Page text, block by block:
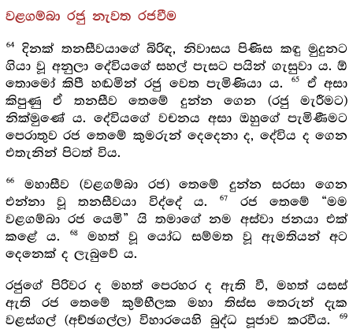
වළගම්බා රජු නැවත රජවීම
64
දිනක් තනසීවයාගේ බිරිඳ, නිවාසය පිණිස කඳු මුදුනට
ගියා වූ අනුලා දේවියගේ සහල් පැසට පයින් ගැසුවා ය. ඕ
තොමෝ කිපී හඬමින් රජු වෙත පැමිණියා ය.
65ඒ අසා
කිපුණු ඒ තනසීව තෙමේ දුන්න ගෙන (රජු මැරීමට)
නික්මුණේ ය. දේවියගේ වචනය අසා ඔහුගේ පැමිණීමට
පෙරාතුව රජ තෙමේ කුමරුන් දෙදෙනා ද, දේවිය ද ගෙන
එතැනින් පිටත් විය.
66මහාසීව (වළගම්බා රජ) තෙමේ දුන්න සරසා ගෙන
එන්නා වූ තනසීවයා විද්දේ ය.
67
රජ තෙමේ “මම
වළගම්බා රජ යෙමි” යි තමාගේ නම අස්වා ජනයා එක්
කළේ ය.
68මහත් වූ යෝධ සම්මත වූ ඇමතියන් අට
දෙනෙක් ද ලැබුවේ ය.
රජුගේ පිරිවර ද මහත් පෙරහර ද ඇති වී, මහත් යසස්
ඇති රජ තෙමේ කුම්භීලක මහා තිස්ස තෙරුන් දැක
වළස්ගල් (අච්ඡගල්ල) විහාරයෙහි බුද්ධ පූජාව කරවීය.
69